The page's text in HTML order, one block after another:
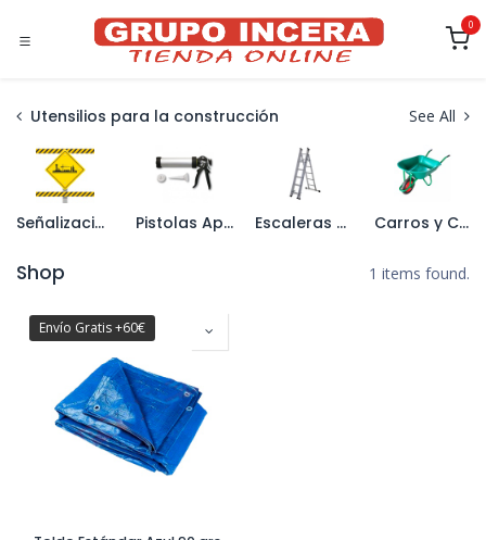
0
Utensilios para la construcción See All
Señalización Pistolas Aplicadoras Escaleras y Caballetes Carros y Carretillas
Shop 1 items found.
Envío Gratis +60€